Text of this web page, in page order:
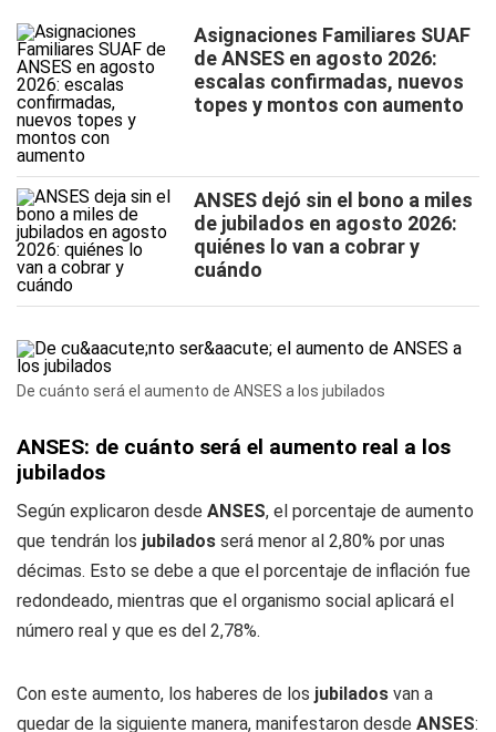
Asignaciones Familiares SUAF
de ANSES en agosto 2026:
escalas confirmadas, nuevos
topes y montos con aumento
ANSES dejó sin el bono a miles
de jubilados en agosto 2026:
quiénes lo van a cobrar y
cuándo
De cuánto será el aumento de ANSES a los jubilados
ANSES: de cuánto será el aumento real a los
jubilados
Según explicaron desde ANSES, el porcentaje de aumento
que tendrán los jubilados será menor al 2,80% por unas
décimas. Esto se debe a que el porcentaje de inflación fue
redondeado, mientras que el organismo social aplicará el
número real y que es del 2,78%.
Con este aumento, los haberes de los jubilados van a
quedar de la siguiente manera, manifestaron desde ANSES: